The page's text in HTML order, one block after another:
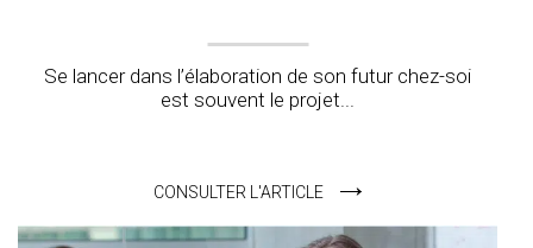
Se lancer dans l’élaboration de son futur chez-soi
est souvent le projet...
CONSULTER L'ARTICLE